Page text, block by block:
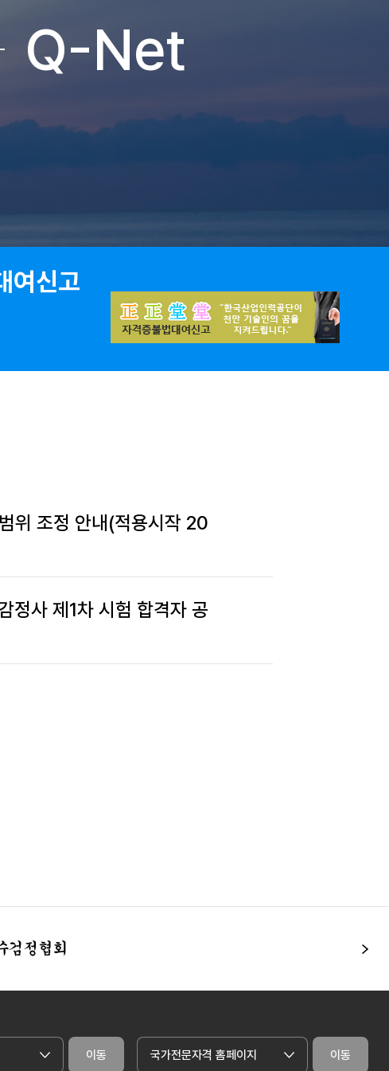
Q-Net
부 및 지사
위 조정 안내(적용시작 20
정사 제1차 시험 합격자 공
이동 국가전문자격 홈페이지 이동